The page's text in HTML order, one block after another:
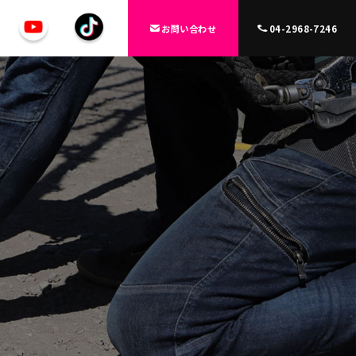
お問い合わせ 04-2968-7246